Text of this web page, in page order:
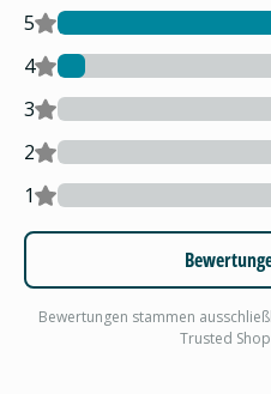
5
4
3
2
1
Bewertungen stammen
Trusted